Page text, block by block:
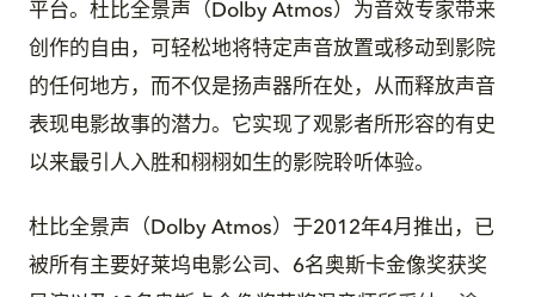
平台。杜比全景声（Dolby Atmos）为音效专家带来
创作的自由，可轻松地将特定声音放置或移动到影院
的任何地方，而不仅是扬声器所在处，从而释放声音
表现电影故事的潜力。它实现了观影者所形容的有史
以来最引人入胜和栩栩如生的影院聆听体验。
杜比全景声（Dolby Atmos）于2012年4月推出，已
被所有主要好莱坞电影公司、6名奥斯卡金像奖获奖